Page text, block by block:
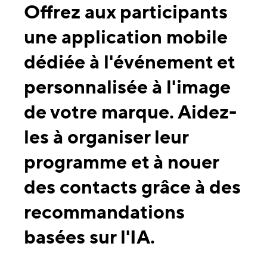
Offrez aux participants
une application mobile
dédiée à l'événement et
personnalisée à l'image
de votre marque. Aidez-
les à organiser leur
programme et à nouer
des contacts grâce à des
recommandations
basées sur l'IA.